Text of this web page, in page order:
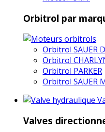
Orbitrol par
Orbitrol SAUER
Orbitrol
Orbitrol PARKER
Orbitrol SAUER
Valves